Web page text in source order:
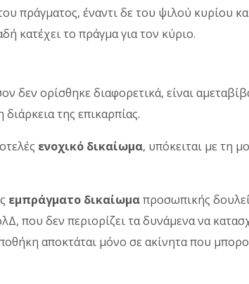
του πράγματος, έναντι δε του ψιλού
κατέχει το πράγμα για τον κύριο.
δεν ορίσθηκε διαφορετικά, είναι
της επικαρπίας.
ενοχικό δικαίωμα, υπόκειται με τη
εμπράγματο δικαίωμαπροσωπικής
που δεν περιορίζει τα δυνάμενα να
αποκτάται μόνο σε ακίνητα που